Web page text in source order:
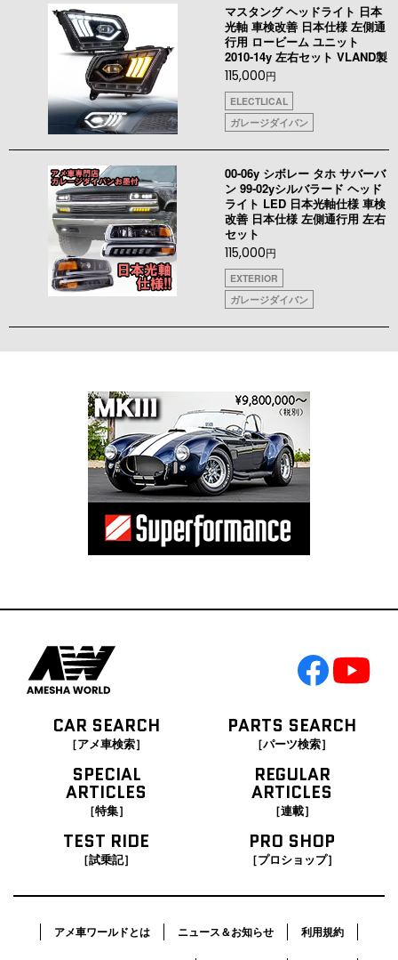
マスタング ヘッドライト 日本
光軸 車検改善 日本仕様 左側通
行用 ロービーム ユニット
2010-14y 左右セット VLAND製
115,000円
ELECTLICAL
ガレージダイバン
00-06y シボレー タホ サバーバ
ン 99-02yシルバラード ヘッド
ライト LED 日本光軸仕様 車検
改善 日本仕様 左側通行用 左右
セット
115,000円
EXTERIOR
ガレージダイバン
CAR SEARCH
［アメ車検索］
PARTS SEARCH
［パーツ検索］
SPECIAL
ARTICLES
［特集］
REGULAR
ARTICLES
［連載］
TEST RIDE
［試乗記］
PRO SHOP
［プロショップ］
アメ車ワールドとは ニュース＆お知らせ 利用規約